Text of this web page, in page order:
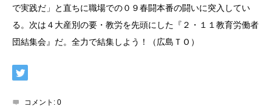
で実践だ」と直ちに職場での０９春闘本番の闘いに突入してい
る。次は４大産別の要・教労を先頭にした『２・１１教育労働者
団結集会』だ。全力で結集しよう！（広島ＴＯ）
コメント: 0